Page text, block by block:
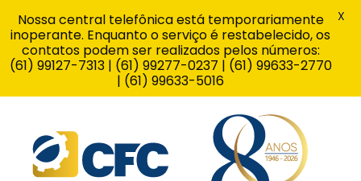
Nossa central telefônica está temporariamente
inoperante. Enquanto o serviço é restabelecido, os
contatos podem ser realizados pelos números:
(61) 99127-7313 | (61) 99277-0237 | (61) 99633-2770
| (61) 99633-5016
X